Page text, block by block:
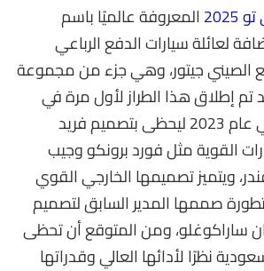
المعروفة عالميًا باسم
لعائلة سيارات الدفع الرباعي
الصيني جيتور، وهي جزء من مجموعة
تم إطلاق هذا الطراز لأول مرة في
الأسواق الصينية في عام 2023 ليحظى بتصميم فريد
القوية مثل فورد برونكو وجيب
ويتميز تصميمها الخارجي القوي
صممها المدير السابق لتصميم
ساراكوغلو، ومن المتوقع أن تحظى
نظرًا لأدائها العالي وقدراتها